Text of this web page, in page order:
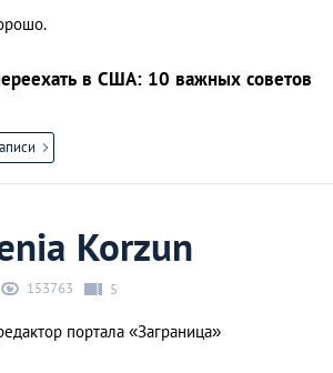
в США: 10 важных советов
Korzun
153763 5
портала «Заграница»